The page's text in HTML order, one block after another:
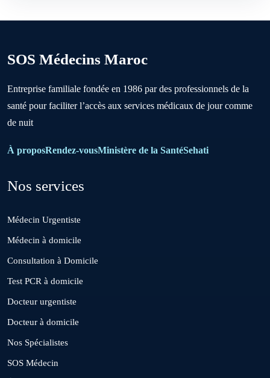
Boujniba
Boulanouare
Bouznika
Deroua
El Borouj
El Gara
Guisser
Hattane
SOS Médecins Maroc
Entreprise familiale fondée en 1986 par des professionnels de la
santé pour faciliter l’accès aux services médicaux de jour comme
de nuit
À proposRendez-vousMinistère de la SantéSehati
Nos services
Médecin Urgentiste
Médecin à domicile
Consultation à Domicile
Test PCR à domicile
Docteur urgentiste
Docteur à domicile
Nos Spécialistes
SOS Médecin